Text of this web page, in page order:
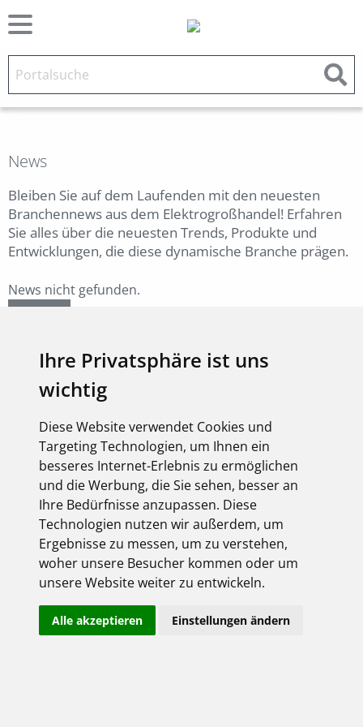
Ihre Privatsphäre ist uns
wichtig
Diese Website verwendet Cookies und
Targeting Technologien, um Ihnen ein
besseres Internet-Erlebnis zu ermöglichen
und die Werbung, die Sie sehen, besser an
Ihre Bedürfnisse anzupassen. Diese
Technologien nutzen wir außerdem, um
Ergebnisse zu messen, um zu verstehen,
woher unsere Besucher kommen oder um
unsere Website weiter zu entwickeln.
Alle akzeptieren Einstellungen ändern
News
Bleiben Sie auf dem Laufenden mit den neuesten
Branchennews aus dem Elektrogroßhandel! Erfahren
Sie alles über die neuesten Trends, Produkte und
Entwicklungen, die diese dynamische Branche prägen.
News nicht gefunden.
Derzeit liegen keine Termine vor!
Anmeldung
hier gehts rein ...